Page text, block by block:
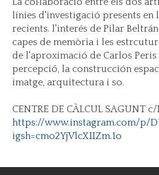
línies d'investigació presents en
recients. l'interés de Pilar
capes de memòria i les
de l'aproximació de Carlos Peris
percepció, la construcción
imatge, arquitectura i so.
CENTRE DE CÀLCUL SAGUNT
https://www.instagram.com/p/
igsh=cmo2YjVlcXIIZm.1o